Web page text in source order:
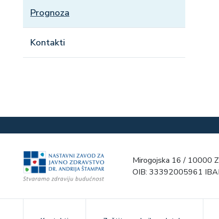
Prognoza
Kontakti
Mirogojska 16 / 10000
OIB: 33392005961